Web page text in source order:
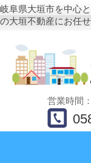
岐阜県大垣市を中心
の大垣不動産にお任せ
営業時間